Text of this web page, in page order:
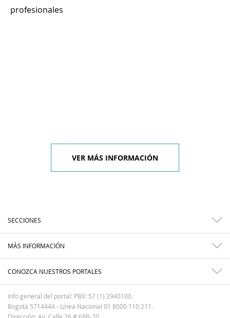
profesionales
VER MÁS INFORMACIÓN
SECCIONES
MÁS INFORMACIÓN
CONOZCA NUESTROS PORTALES
Info general del portal: PBX: 57 (1) 2940100.
Bogotá 5714444 - Línea Nacional 01 8000 110 211.